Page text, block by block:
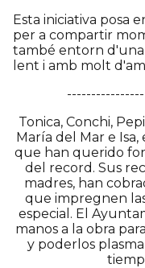
Esta iniciativa posa
per a compartir
també entorn
lent i amb molt
Tonica, Conchi,
María del Mar e
que han querido
del record. Sus
madres, han
que impregnen
especial. El
manos a la obra
y poderlos